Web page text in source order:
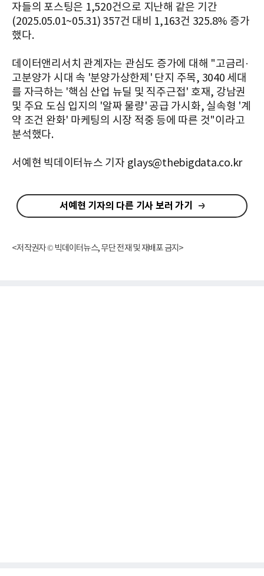
자들의 포스팅은 1,520건으로 지난해 같은 기간
(2025.05.01~05.31) 357건 대비 1,163건 325.8% 증가
했다.
데이터앤리서치 관계자는 관심도 증가에 대해 "고금리·
고분양가 시대 속 '분양가상한제' 단지 주목, 3040 세대
를 자극하는 '핵심 산업 뉴딜 및 직주근접' 호재, 강남권
및 주요 도심 입지의 '알짜 물량' 공급 가시화, 실속형 '계
약 조건 완화' 마케팅의 시장 적중 등에 따른 것"이라고
분석했다.
서예현 빅데이터뉴스 기자 glays@thebigdata.co.kr
서예현 기자의 다른 기사 보러 가기
<저작권자 © 빅데이터뉴스, 무단 전재 및 재배포 금지>